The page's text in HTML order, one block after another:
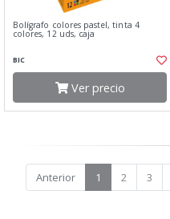
Bolígrafo colores pastel, tinta 4
colores, 12 uds, caja
BIC
Ver precio
Anterior 1 2 3